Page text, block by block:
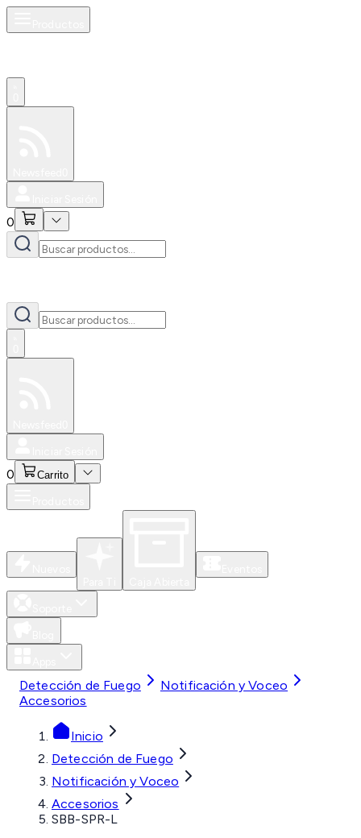
0
0 Carrito
Detección de Fuego
Notificación y Voceo
Accesorios
Inicio
Detección de Fuego
Notificación y Voceo
Accesorios
SBB-SPR-L